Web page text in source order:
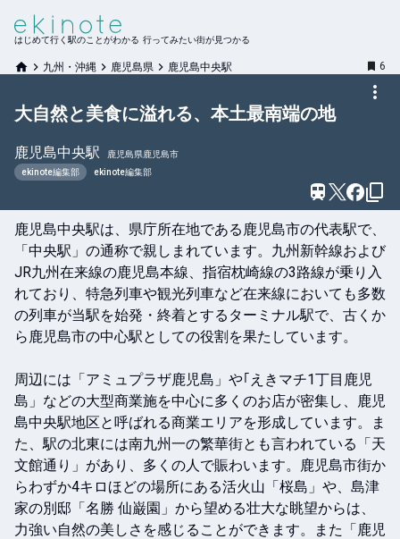
はじめて行く駅のことがわかる 行ってみたい街が見つかる
九州・沖縄 鹿児島県 鹿児島中央駅 6
大自然と美食に溢れる、本土最南端の地
鹿児島中央駅
鹿児島県鹿児島市
ekinote編集部
ekinote編集部
鹿児島中央駅は、県庁所在地である鹿児島市の代表駅で、
「中央駅」の通称で親しまれています。九州新幹線および
JR九州在来線の鹿児島本線、指宿枕崎線の3路線が乗り入
れており、特急列車や観光列車など在来線においても多数
の列車が当駅を始発・終着とするターミナル駅で、古くか
ら鹿児島市の中心駅としての役割を果たしています。
周辺には「アミュプラザ鹿児島」や｢えきマチ1丁目鹿児
島」などの大型商業施を中心に多くのお店が密集し、鹿児
島中央駅地区と呼ばれる商業エリアを形成しています。ま
た、駅の北東には南九州一の繁華街とも言われている「天
文館通り」があり、多くの人で賑わいます。鹿児島市街か
らわずか4キロほどの場所にある活火山「桜島」や、島津
家の別邸「名勝 仙巌園」から望める壮大な眺望からは、
力強い自然の美しさを感じることができます。また「鹿児